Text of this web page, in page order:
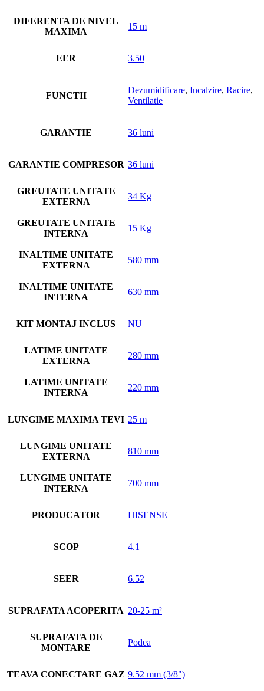
DIFERENTA DE NIVEL
MAXIMA
15 m
EER 3.50
FUNCTII
Dezumidificare, Incalzire, Racire,
Ventilatie
GARANTIE 36 luni
GARANTIE COMPRESOR 36 luni
GREUTATE UNITATE
EXTERNA
34 Kg
GREUTATE UNITATE
INTERNA
15 Kg
INALTIME UNITATE
EXTERNA
580 mm
INALTIME UNITATE
INTERNA
630 mm
KIT MONTAJ INCLUS NU
LATIME UNITATE
EXTERNA
280 mm
LATIME UNITATE
INTERNA
220 mm
LUNGIME MAXIMA TEVI 25 m
LUNGIME UNITATE
EXTERNA
810 mm
LUNGIME UNITATE
INTERNA
700 mm
PRODUCATOR HISENSE
SCOP 4.1
SEER 6.52
SUPRAFATA ACOPERITA 20-25 m²
SUPRAFATA DE
MONTARE
Podea
TEAVA CONECTARE GAZ 9.52 mm (3/8")